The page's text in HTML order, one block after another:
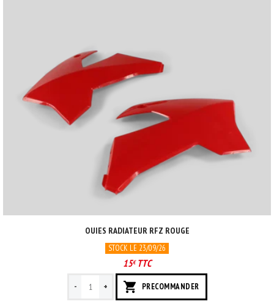
OUIES RADIATEUR RFZ ROUGE
STOCK LE 23/09/26
15€TTC
- + PRECOMMANDER